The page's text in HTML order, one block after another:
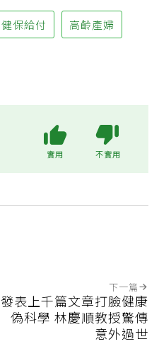
健保給付 高齡產婦
實用 不實用
下一篇
發表上千篇文章打臉健康
偽科學 林慶順教授驚傳
意外過世